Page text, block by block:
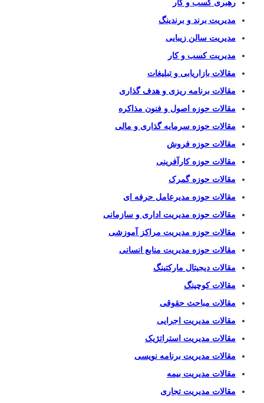
رهبری کسب و کار
مدیریت برند و برندینگ
مدیریت سالن زیبایی
مدیریت کسب و کار
مقالات بازاریابی و تبلیغات
مقالات برنامه ریزی و هدف گذاری
مقالات حوزه اصول و فنون مذاکره
مقالات حوزه سرمایه گذاری و مالی
مقالات حوزه فروش
مقالات حوزه کارآفرینی
مقالات حوزه گمرک
مقالات حوزه مدیرعامل حرفه ای
مقالات حوزه مدیریت اداری و سازمانی
مقالات حوزه مدیریت مراکز آموزشی
مقالات حوزه مدیریت منابع انسانی
مقالات دیجیتال مارکتینگ
مقالات کوچینگ
مقالات مباحث حقوقی
مقالات مدیریت اجرایی
مقالات مدیریت استراتژیک
مقالات مدیریت برنامه نویسی
مقالات مدیریت بیمه
مقالات مدیریت تجاری